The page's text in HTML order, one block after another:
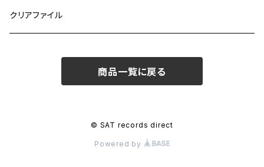
クリアファイル
商品一覧に戻る
© SAT records direct
Powered by